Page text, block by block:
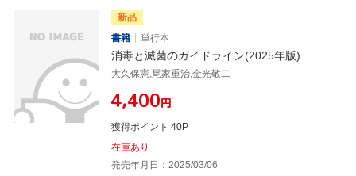
新品
書籍
単行本
消毒と滅菌のガイドライン(2025年版)
大久保憲,尾家重治,金光敬二
¥4,400円
獲得ポイント 40P
在庫あり
発売年月日：2025/03/06